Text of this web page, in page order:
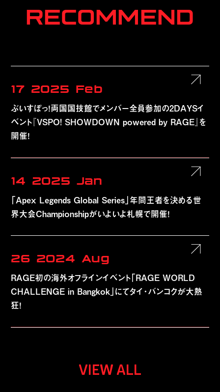
RECOMMEND
17 2025 Feb
ぶいすぽっ！両国国技館でメンバー全員参加の2DAYSイ
ベント『VSPO! SHOWDOWN powered by RAGE』を
開催！
14 2025 Jan
「Apex Legends Global Series」年間王者を決める世
界大会Championshipがいよいよ札幌で開催！
26 2024 Aug
RAGE初の海外オフラインイベント「RAGE WORLD
CHALLENGE in Bangkok」にてタイ・バンコクが大熱
狂！
VIEW ALL